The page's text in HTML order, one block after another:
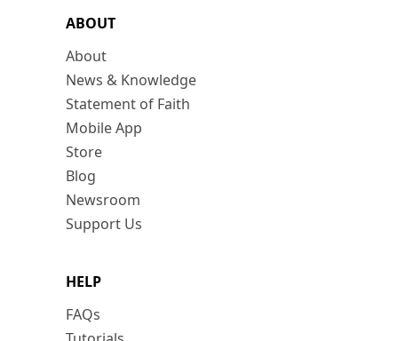
ABOUT
About
News & Knowledge
Statement of Faith
Mobile App
Store
Blog
Newsroom
Support Us
HELP
FAQs